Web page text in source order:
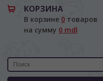
КОРЗИНА
В корзине 0 товаров
на сумму 0 mdl